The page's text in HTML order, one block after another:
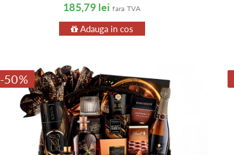
185,79 lei fara TVA
Adauga in cos
-50%